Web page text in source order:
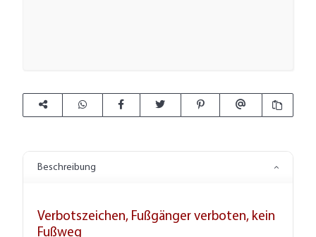
Beschreibung
Verbotszeichen, Fußgänger verboten, kein
Fußweg